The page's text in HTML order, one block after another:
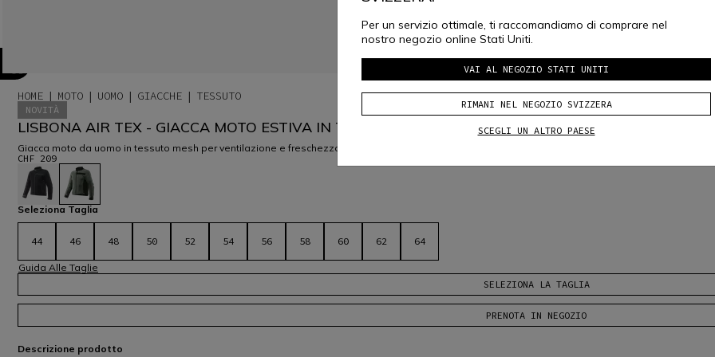
HOME MOTO UOMO GIACCHE TESSUTO
NOVITÀ
LISBONA AIR TEX - GIACCA MOTO ESTIVA IN TESSUTO UOMO
Giacca moto da uomo in tessuto mesh per ventilazione e freschezza ideali nella stagione più calda. Protezioni removibili su spalle e gomiti e
CHF 209
selezionato
Seleziona Taglia
44 46 48 50 52 54 56 58 60 62 64
Guida Alle Taglie
SELEZIONA LA TAGLIA
PRENOTA IN NEGOZIO
Descrizione prodotto
Per un servizio ottimale, ti raccomandiamo di comprare nel
nostro negozio online Stati Uniti.
VAI AL NEGOZIO STATI UNITI
RIMANI NEL NEGOZIO SVIZZERA
SCEGLI UN ALTRO PAESE